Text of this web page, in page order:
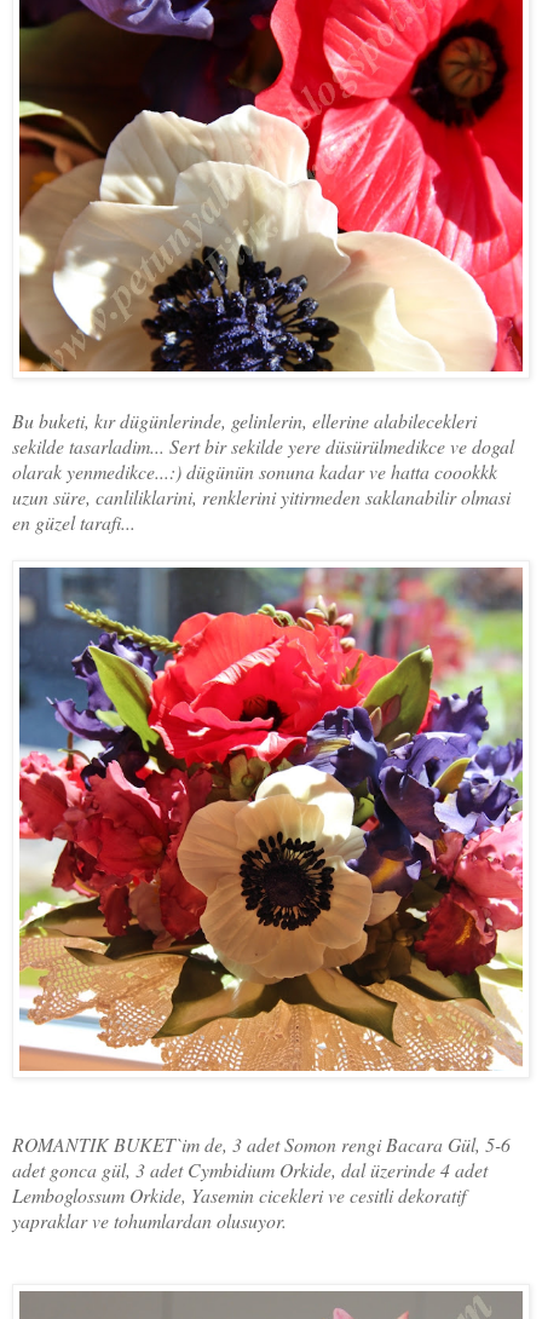
Bu buketi, kır dügünlerinde, gelinlerin, ellerine alabilecekleri
sekilde tasarladim... Sert bir sekilde yere düsürülmedikce ve dogal
olarak yenmedikce...:) dügünün sonuna kadar ve hatta coookkk
uzun süre, canliliklarini, renklerini yitirmeden saklanabilir olmasi
en güzel tarafi...
ROMANTIK BUKET`im de, 3 adet Somon rengi Bacara Gül, 5-6
adet gonca gül, 3 adet Cymbidium Orkide, dal üzerinde 4 adet
Lemboglossum Orkide, Yasemin cicekleri ve cesitli dekoratif
yapraklar ve tohumlardan olusuyor.